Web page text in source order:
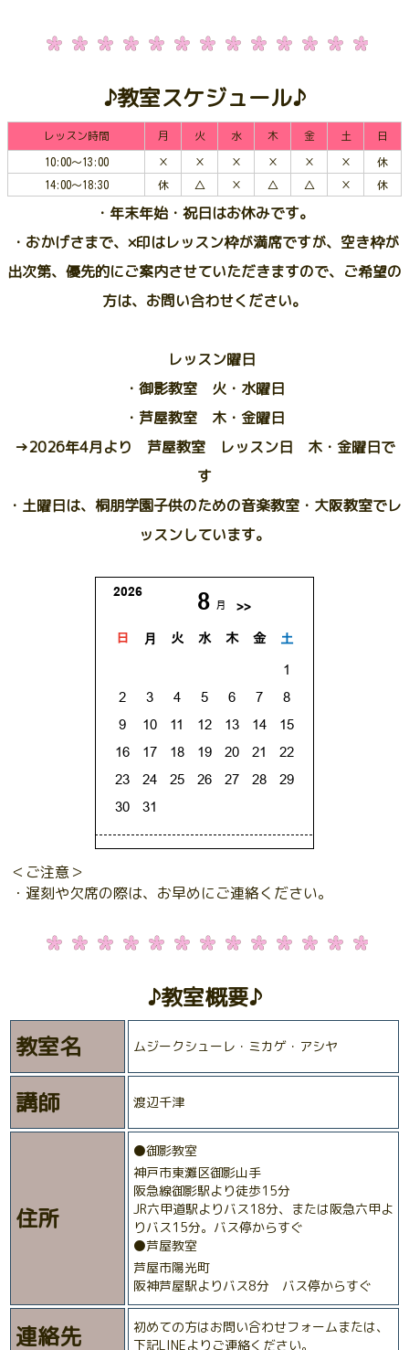
♪教室スケジュール♪
レッスン時間 月 火 水 木 金 土 日
10:00～13:00 × × × × × × 休
14:00～18:30 休 △ × △ △ × 休
・年末年始・祝日はお休みです。
・おかげさまで、×印はレッスン枠が満席ですが、空き枠が
出次第、優先的にご案内させていただきますので、ご希望の
方は、お問い合わせください。
レッスン曜日
・御影教室 火・水曜日
・芦屋教室 木・金曜日
→2026年4月より 芦屋教室 レッスン日 木・金曜日で
す
・土曜日は、桐朋学園子供のための音楽教室・大阪教室でレ
ッスンしています。
＜ご注意＞
・遅刻や欠席の際は、お早めにご連絡ください。
♪教室概要♪
教室名
ムジークシューレ・ミカゲ・アシヤ
講師 渡辺千津
住所
⚫️御影教室
神戸市東灘区御影山手
阪急線御影駅より徒歩15分
JR六甲道駅よりバス18分、または阪急六甲よ
りバス15分。バス停からすぐ
⚫️芦屋教室
芦屋市陽光町
阪神芦屋駅よりバス8分 バス停からすぐ
連絡先
初めての方はお問い合わせフォームまたは、
下記LINEよりご連絡ください。